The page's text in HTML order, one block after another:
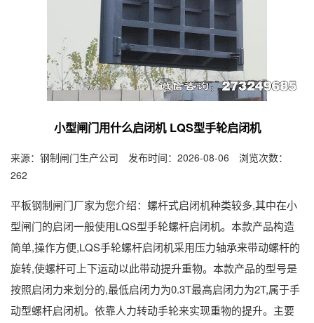
小型闸门用什么启闭机 LQS型手轮启闭机
来源：钢制闸门生产公司 发布时间：2026-08-06 浏览次数：
262
平板钢制闸门厂家为您介绍：螺杆式启闭机种类较多,其中在小
型闸门的启闭一般使用LQS型手轮螺杆启闭机。本款产品构造
简单,操作方便,LQS手轮螺杆启闭机采用压力轴承来带动螺杆的
旋转,使螺杆可上下运动以此带动提升重物。本款产品的型号是
按照启闭力来划分的,最低启闭力为0.3T最高启闭力为2T,属于手
动型螺杆启闭机。依靠人力转动手轮来实现重物的提升。主要